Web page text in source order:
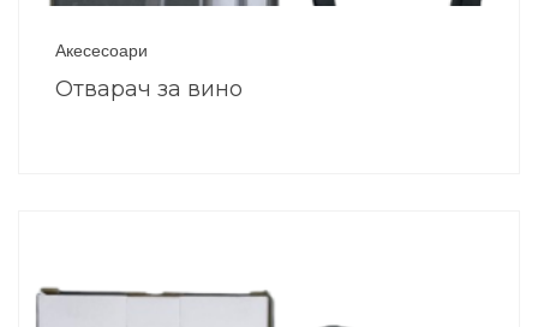
Акесесоари
Отварач за вино